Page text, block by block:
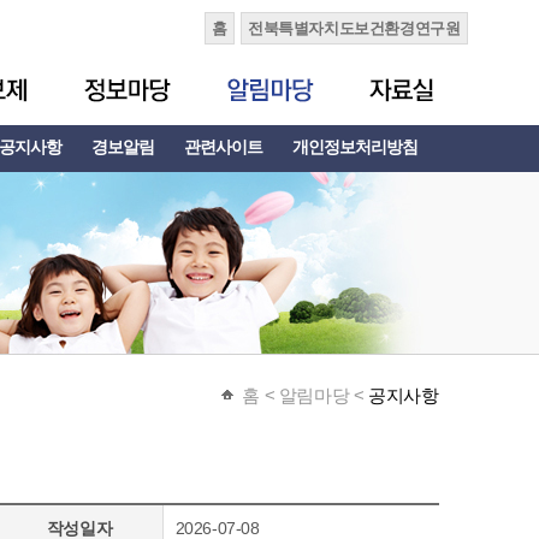
홈 전북특별자치도보건환경연구원
공지사항 경보알림 관련사이트 개인정보처리방침
홈 < 알림마당 < 공지사항
작성일자 2026-07-08